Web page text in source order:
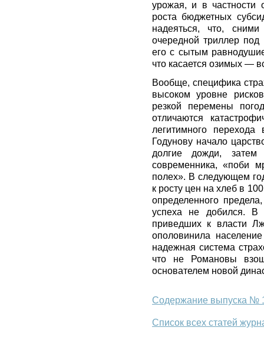
урожая, и в частности
роста бюджетных
надеяться, что,
очередной триллер
его с сытым
что касается озимых —
Вообще, специфика
высоком уровне
резкой перемены
отличаются
легитимного
Годунову начало
долгие дожди,
современника, «поби
полех». В следующем
к росту цен на хлеб в
определенного
успеха не добился. В
приведших к власти
ополовинила
надежная система
что не Романовы
основателем новой
Содержание выпуска №
Список всех статей